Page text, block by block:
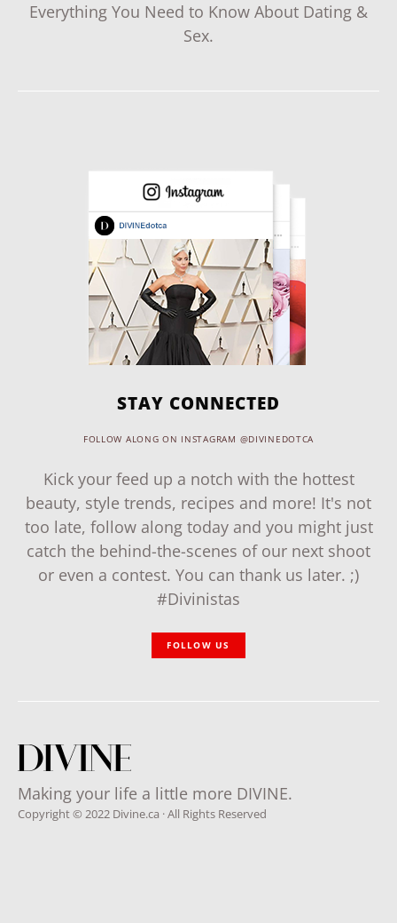
Everything You Need to Know About Dating &
Sex.
STAY CONNECTED
FOLLOW ALONG ON INSTAGRAM @DIVINEDOTCA
Kick your feed up a notch with the hottest
beauty, style trends, recipes and more! It's not
too late, follow along today and you might just
catch the behind-the-scenes of our next shoot
or even a contest. You can thank us later. ;)
#Divinistas
FOLLOW US
Making your life a little more DIVINE.
Copyright © 2022 Divine.ca · All Rights Reserved